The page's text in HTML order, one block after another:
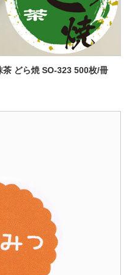
茶 どら焼 SO-323 500枚/冊